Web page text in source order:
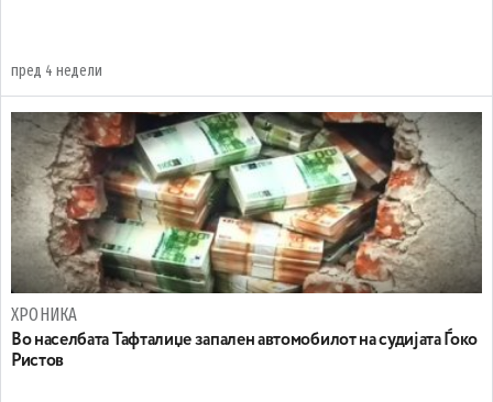
пред 4 недели
ХРОНИКА
Во населбата Тафталиџе запален автомобилот на судијата Ѓоко
Ристов